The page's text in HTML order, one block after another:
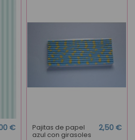
€ Pajitas de papel
azul con girasoles
2,50 €